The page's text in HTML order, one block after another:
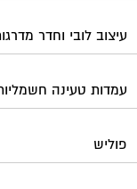
עיצוב לובי וחדר מדרגות
עמדות טעינה חשמליות
פוליש